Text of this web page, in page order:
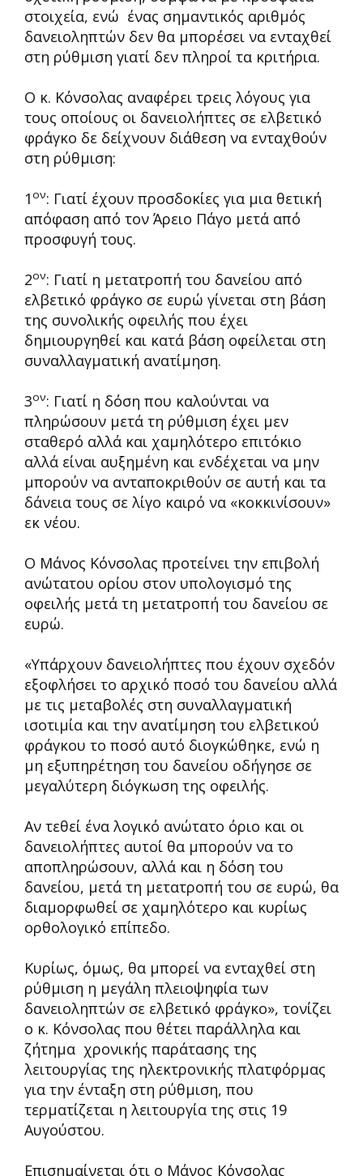
στοιχεία, ενώ ένας σημαντικός αριθμός
δανειοληπτών δεν θα μπορέσει να ενταχθεί
στη ρύθμιση γιατί δεν πληροί τα κριτήρια.
Ο κ. Κόνσολας αναφέρει τρεις λόγους για
τους οποίους οι δανειολήπτες σε ελβετικό
φράγκο δε δείχνουν διάθεση να ενταχθούν
στη ρύθμιση:
1ον: Γιατί έχουν προσδοκίες για μια θετική
απόφαση από τον Άρειο Πάγο μετά από
προσφυγή τους.
2ον: Γιατί η μετατροπή του δανείου από
ελβετικό φράγκο σε ευρώ γίνεται στη βάση
της συνολικής οφειλής που έχει
δημιουργηθεί και κατά βάση οφείλεται στη
συναλλαγματική ανατίμηση.
3ον: Γιατί η δόση που καλούνται να
πληρώσουν μετά τη ρύθμιση έχει μεν
σταθερό αλλά και χαμηλότερο επιτόκιο
αλλά είναι αυξημένη και ενδέχεται να μην
μπορούν να ανταποκριθούν σε αυτή και τα
δάνεια τους σε λίγο καιρό να «κοκκινίσουν»
εκ νέου.
Ο Μάνος Κόνσολας προτείνει την επιβολή
ανώτατου ορίου στον υπολογισμό της
οφειλής μετά τη μετατροπή του δανείου σε
ευρώ.
«Υπάρχουν δανειολήπτες που έχουν σχεδόν
εξοφλήσει το αρχικό ποσό του δανείου αλλά
με τις μεταβολές στη συναλλαγματική
ισοτιμία και την ανατίμηση του ελβετικού
φράγκου το ποσό αυτό διογκώθηκε, ενώ η
μη εξυπηρέτηση του δανείου οδήγησε σε
μεγαλύτερη διόγκωση της οφειλής.
Αν τεθεί ένα λογικό ανώτατο όριο και οι
δανειολήπτες αυτοί θα μπορούν να το
αποπληρώσουν, αλλά και η δόση του
δανείου, μετά τη μετατροπή του σε ευρώ, θα
διαμορφωθεί σε χαμηλότερο και κυρίως
ορθολογικό επίπεδο.
Κυρίως, όμως, θα μπορεί να ενταχθεί στη
ρύθμιση η μεγάλη πλειοψηφία των
δανειοληπτών σε ελβετικό φράγκο», τονίζει
ο κ. Κόνσολας που θέτει παράλληλα και
ζήτημα χρονικής παράτασης της
λειτουργίας της ηλεκτρονικής πλατφόρμας
για την ένταξη στη ρύθμιση, που
τερματίζεται η λειτουργία της στις 19
Αυγούστου.
Επισημαίνεται ότι ο Μάνος Κόνσολας